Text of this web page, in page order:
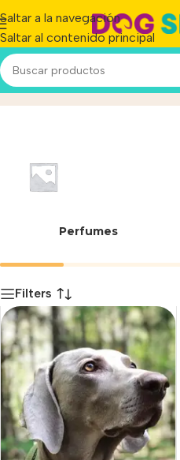
Saltar a la navegación
Saltar al contenido principal
Genérica
Perfumes
Filters